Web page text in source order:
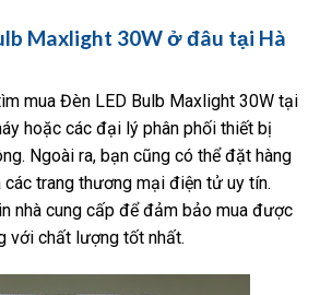
Maxlight 30W ở đâu tại Hà
mua Đèn LED Bulb Maxlight 30W tại
hoặc các đại lý phân phối thiết bị
Ngoài ra, bạn cũng có thể đặt hàng
trang thương mại điện tử uy tín.
nhà cung cấp để đảm bảo mua được
với chất lượng tốt nhất.